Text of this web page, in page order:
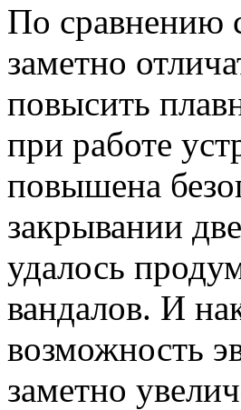
По сравнению
заметно
повысить
при работе
повышена
закрывании
удалось
вандалов. И
возможность
заметно